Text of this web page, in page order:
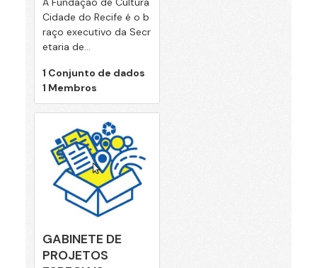
Cidade do Recife é o b
raço executivo da Secr
etaria de...
1 Conjunto de dados
1 Membros
GABINETE DE
PROJETOS